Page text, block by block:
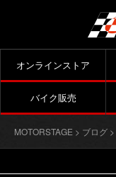
オンラインストア
バイク販売
MOTORSTAGE > ブログ >